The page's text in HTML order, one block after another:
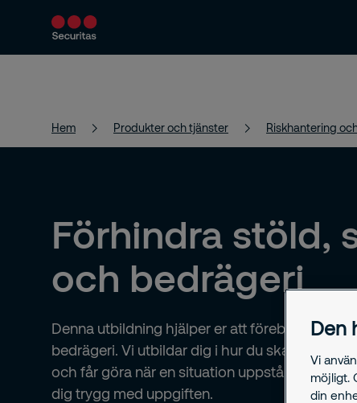
Produkter och tjänster Säkerhetslösningar
Hem Produkter och tjänster Riskhantering
Förhindra stöld,
och bedrägeri
Denna utbildning hjälper er att förebygga
bedrägeri. Vi utbildar dig i hur du ska agera
och får göra när en situation uppstår - så att
dig trygg med uppgiften.
Den
Vi
möjligt.
din